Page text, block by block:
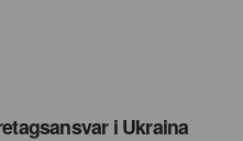
i Ukraina